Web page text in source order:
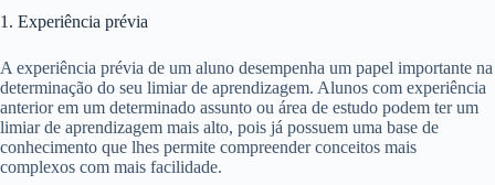
1. Experiência prévia
A experiência prévia de um aluno desempenha um papel importante na
determinação do seu limiar de aprendizagem. Alunos com experiência
anterior em um determinado assunto ou área de estudo podem ter um
limiar de aprendizagem mais alto, pois já possuem uma base de
conhecimento que lhes permite compreender conceitos mais
complexos com mais facilidade.